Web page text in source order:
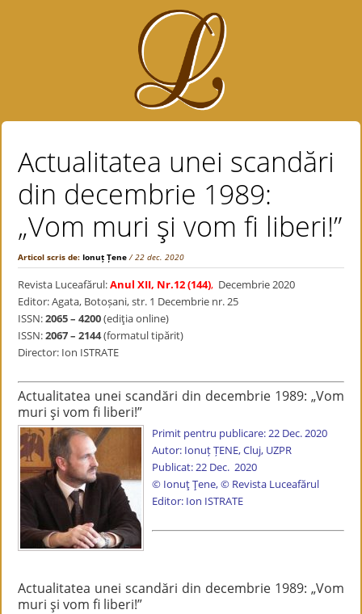
Actualitatea unei scandări
din decembrie 1989:
„Vom muri şi vom fi liberi!”
Articol scris de:Ionuț Țene / 22 dec. 2020
Revista Luceafărul:Anul XII, Nr.12 (144), Decembrie 2020
Editor: Agata, Botoșani, str. 1 Decembrie nr. 25
ISSN:2065 – 4200(ediţia online)
ISSN:2067 – 2144(formatul tipărit)
Director: Ion ISTRATE
Actualitatea unei scandări din decembrie 1989: „Vom
muri şi vom fi liberi!”
Primit pentru publicare: 22 Dec. 2020
Autor: Ionuț ȚENE, Cluj, UZPR
Publicat: 22 Dec. 2020
© Ionuț Țene, © Revista Luceafărul
Editor: Ion ISTRATE
Actualitatea unei scandări din decembrie 1989: „Vom
muri şi vom fi liberi!”